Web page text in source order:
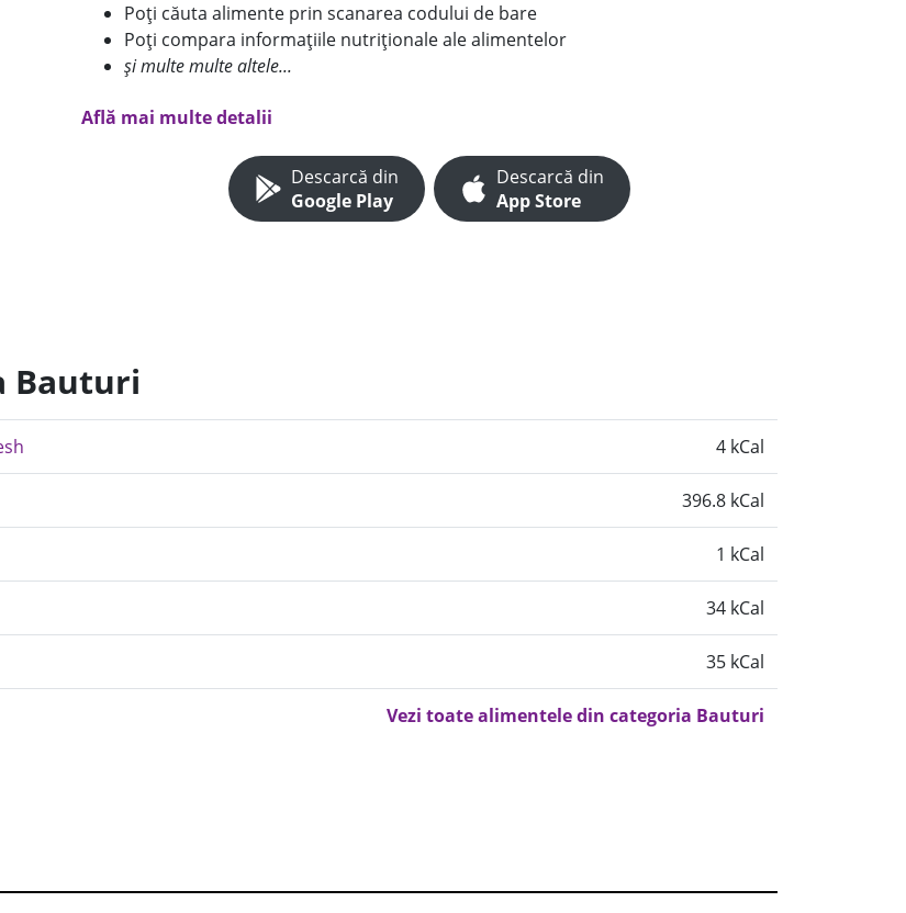
Poți căuta alimente prin scanarea codului de bare
Poți compara informațiile nutriționale ale alimentelor
și multe multe altele...
Află mai multe detalii
Descarcă din
Google Play
Descarcă din
App Store
Bauturi
4 kCal
396.8 kCal
1 kCal
34 kCal
35 kCal
Vezi toate alimentele din categoria Bauturi